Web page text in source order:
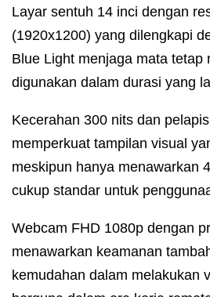
Layar sentuh 14 inci dengan
(1920x1200) yang dilengkapi
Blue Light menjaga mata tetap
digunakan dalam durasi yang
Kecerahan 300 nits dan
memperkuat tampilan visual
meskipun hanya menawarkan
cukup standar untuk
Webcam FHD 1080p dengan
menawarkan keamanan
kemudahan dalam melakukan